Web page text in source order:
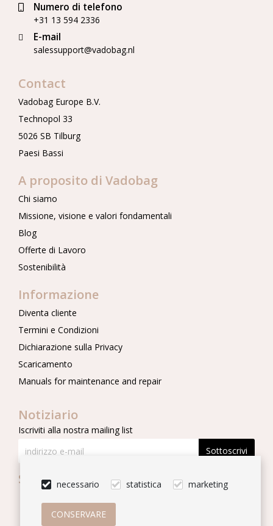
necessario statistica marketing
Numero di telefono
+31 13 594 2336
E-mail
salessupport@vadobag.nl
Contact
Vadobag Europe B.V.
Technopol 33
5026 SB Tilburg
Paesi Bassi
A proposito di Vadobag
Chi siamo
Missione, visione e valori fondamentali
Blog
Offerte di Lavoro
Sostenibilità
Informazione
Diventa cliente
Termini e Condizioni
Dichiarazione sulla Privacy
Scaricamento
Manuals for maintenance and repair
Notiziario
Iscriviti alla nostra mailing list
Sottoscrivi
Seguici